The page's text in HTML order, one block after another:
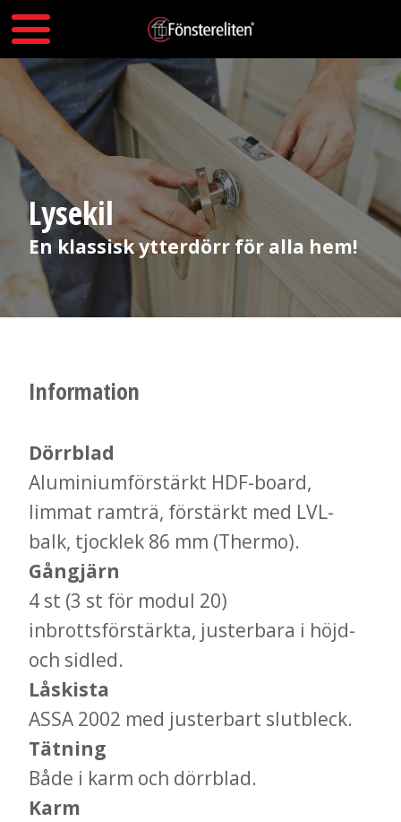
Lysekil
En klassisk ytterdörr för alla hem!
Information
Dörrblad
Aluminiumförstärkt HDF-board,
limmat ramträ, förstärkt med LVL-
balk, tjocklek 86 mm (Thermo).
Gångjärn
4 st (3 st för modul 20)
inbrottsförstärkta, justerbara i höjd-
och sidled.
Låskista
ASSA 2002 med justerbart slutbleck.
Tätning
Både i karm och dörrblad.
Karm